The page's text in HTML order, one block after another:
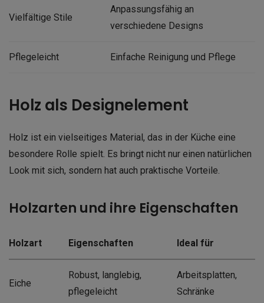
Vielfältige Stile
Anpassungsfähig an
verschiedene Designs
Pflegeleicht Einfache Reinigung und Pflege
Holz als Designelement
Holz ist ein vielseitiges Material, das in der Küche eine
besondere Rolle spielt. Es bringt nicht nur einen natürlichen
Look mit sich, sondern hat auch praktische Vorteile.
Holzarten und ihre Eigenschaften
Holzart Eigenschaften Ideal für
Eiche
Robust, langlebig,
pflegeleicht
Arbeitsplatten,
Schränke